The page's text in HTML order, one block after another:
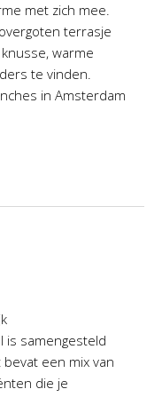
met zich mee.
terrasje
warme
te vinden.
in Amsterdam
is samengesteld
een mix van
die je